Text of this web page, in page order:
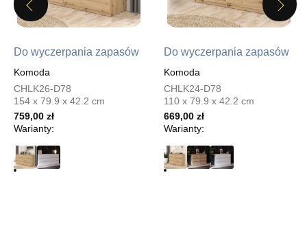
589,00 zł 500,65 zł
SALON MEBLOWY MEBLOSTYL
Salon meblowy
UL.PIONIERÓW 44
66-600 KROSNO ODRZAŃSKIE
Previous
Do wyczerpania zapasów
Komoda
CHLK26-D78
154 x 79.9 x 42.2 cm
759,00 zł
Warianty:
Do wyczerpania zapasów
Komoda
CHLK24-D78
110 x 79.9 x 42.2 cm
669,00 zł
Warianty:
Next